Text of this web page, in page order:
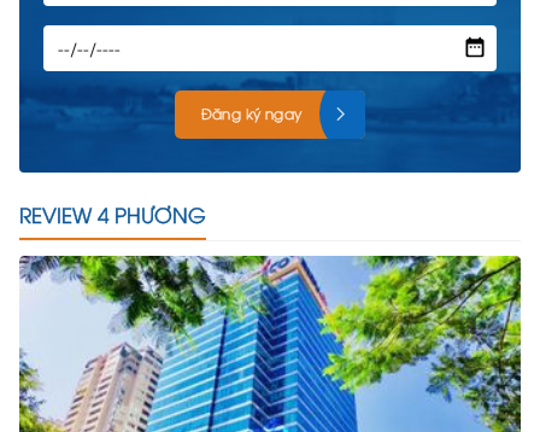
Đăng ký ngay
REVIEW 4 PHƯƠNG